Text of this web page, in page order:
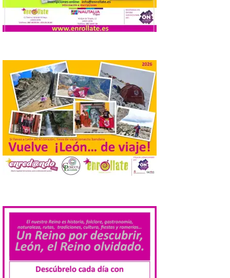
Diana previstos para los
días 8, 15 y 22 de agosto,
así como al encendido extraordinario del
día 25. La reserva de agua en el estanque
El Descenso Internacional
del Sella arranca con el
homenaje a los campeones
y el izado de las banderas
autonómicas
6 Ago 2026
La 88.ª edición del
Descenso Internacional
del Sella reunirá este año a
1.291 palistas distribuidos
asturiana como una de las grandes
referencias del piragüismo internacional.
Los clientes de TAP
Miles&Go ya pueden
acumular millas con